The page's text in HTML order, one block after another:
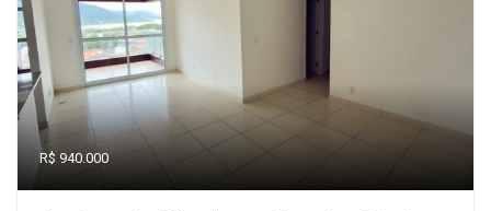
R$ 940.000